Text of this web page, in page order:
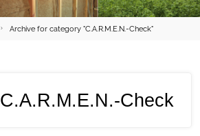
Archive for category "C.A.R.M.E.N.-Check"
C.A.R.M.E.N.-Check